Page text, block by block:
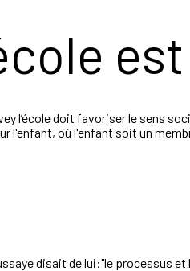
l’école doit favoriser le sens
l'enfant, où l'enfant soit un
disait de lui:"le processus